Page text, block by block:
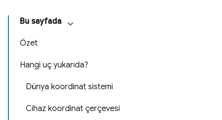
Bu sayfada
Özet
Hangi uç yukarıda?
Dünya koordinat sistemi
Cihaz koordinat çerçevesi